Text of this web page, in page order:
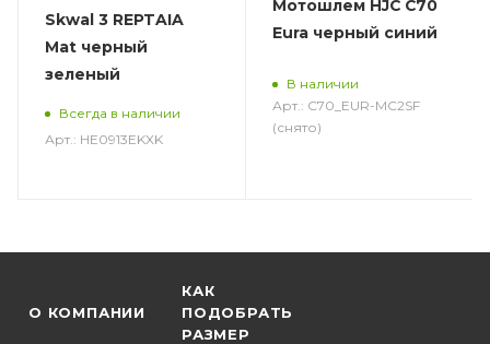
Skwal 3 REPTAIA
Mat черный
зеленый
Всегда в наличии
Арт.: HE0913EKXK
Мотошлем HJC C70
Eura черный синий
В наличии
Арт.: C70_EUR-MC2SF
(снято)
О КОМПАНИИ
КАК
ПОДОБРАТЬ
РАЗМЕР